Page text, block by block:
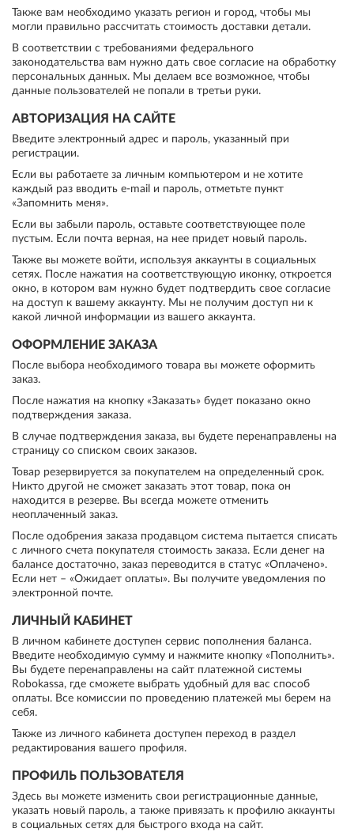
Также вам необходимо указать регион и город, чтобы мы
могли правильно рассчитать стоимость доставки детали.
В соответствии с требованиями федерального
законодательства вам нужно дать свое согласие на обработку
персональных данных. Мы делаем все возможное, чтобы
данные пользователей не попали в третьи руки.
АВТОРИЗАЦИЯ НА САЙТЕ
Введите электронный адрес и пароль, указанный при
регистрации.
Если вы работаете за личным компьютером и не хотите
каждый раз вводить e-mail и пароль, отметьте пункт
«Запомнить меня».
Если вы забыли пароль, оставьте соответствующее поле
пустым. Если почта верная, на нее придет новый пароль.
Также вы можете войти, используя аккаунты в социальных
сетях. После нажатия на соответствующую иконку, откроется
окно, в котором вам нужно будет подтвердить свое согласие
на доступ к вашему аккаунту. Мы не получим доступ ни к
какой личной информации из вашего аккаунта.
ОФОРМЛЕНИЕ ЗАКАЗА
После выбора необходимого товара вы можете оформить
заказ.
После нажатия на кнопку «Заказать» будет показано окно
подтверждения заказа.
В случае подтверждения заказа, вы будете перенаправлены на
страницу со списком своих заказов.
Товар резервируется за покупателем на определенный срок.
Никто другой не сможет заказать этот товар, пока он
находится в резерве. Вы всегда можете отменить
неоплаченный заказ.
После одобрения заказа продавцом система пытается списать
с личного счета покупателя стоимость заказа. Если денег на
балансе достаточно, заказ переводится в статус «Оплачено».
Если нет – «Ожидает оплаты». Вы получите уведомления по
электронной почте.
ЛИЧНЫЙ КАБИНЕТ
В личном кабинете доступен сервис пополнения баланса.
Введите необходимую сумму и нажмите кнопку «Пополнить».
Вы будете перенаправлены на сайт платежной системы
Robokassa, где сможете выбрать удобный для вас способ
оплаты. Все комиссии по проведению платежей мы берем на
себя.
Также из личного кабинета доступен переход в раздел
редактирования вашего профиля.
ПРОФИЛЬ ПОЛЬЗОВАТЕЛЯ
Здесь вы можете изменить свои регистрационные данные,
указать новый пароль, а также привязать к профилю аккаунты
в социальных сетях для быстрого входа на сайт.